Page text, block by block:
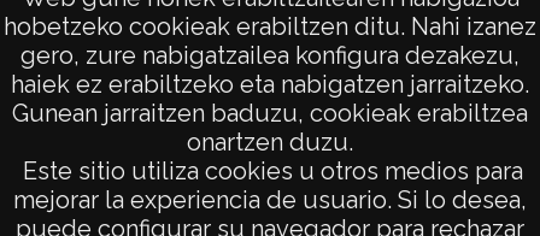
hobetzeko cookieak erabiltzen ditu. Nahi izanez
gero, zure nabigatzailea konfigura dezakezu,
haiek ez erabiltzeko eta nabigatzen jarraitzeko.
Gunean jarraitzen baduzu, cookieak erabiltzea
onartzen duzu.
Este sitio utiliza cookies u otros medios para
mejorar la experiencia de usuario. Si lo desea,
puede configurar su navegador para rechazar
AVISO LEGAL
POLÍTICA DE PRIVACIDAD
ACCESIBILIDAD